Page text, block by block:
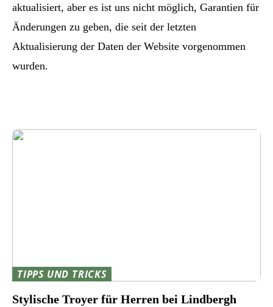
aktualisiert, aber es ist uns nicht möglich, Garantien für
Änderungen zu geben, die seit der letzten
Aktualisierung der Daten der Website vorgenommen
wurden.
TIPPS UND TRICKS
Stylische Troyer für Herren bei Lindbergh